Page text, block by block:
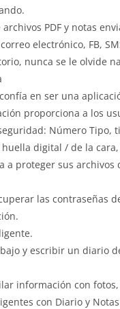
PDF y notas
electrónico, FB,
nunca se le olvide
en ser una
proporciona a los
Número Tipo,
digital / de la cara,
a proteger sus archivos
las contraseñas
y escribir un diario
información con
con Diario y Notas